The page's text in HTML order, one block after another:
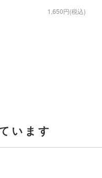
1,650円(税込)
います